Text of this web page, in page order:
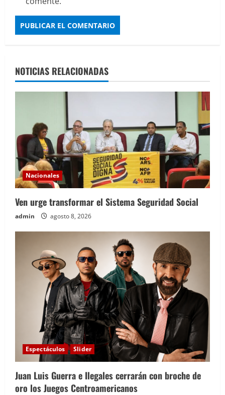
NOTICIAS RELACIONADAS
Nacionales
Ven urge transformar el Sistema Seguridad Social
admin agosto 8, 2026
Espectáculos Slider
Juan Luis Guerra e Ilegales cerrarán con broche de
oro los Juegos Centroamericanos